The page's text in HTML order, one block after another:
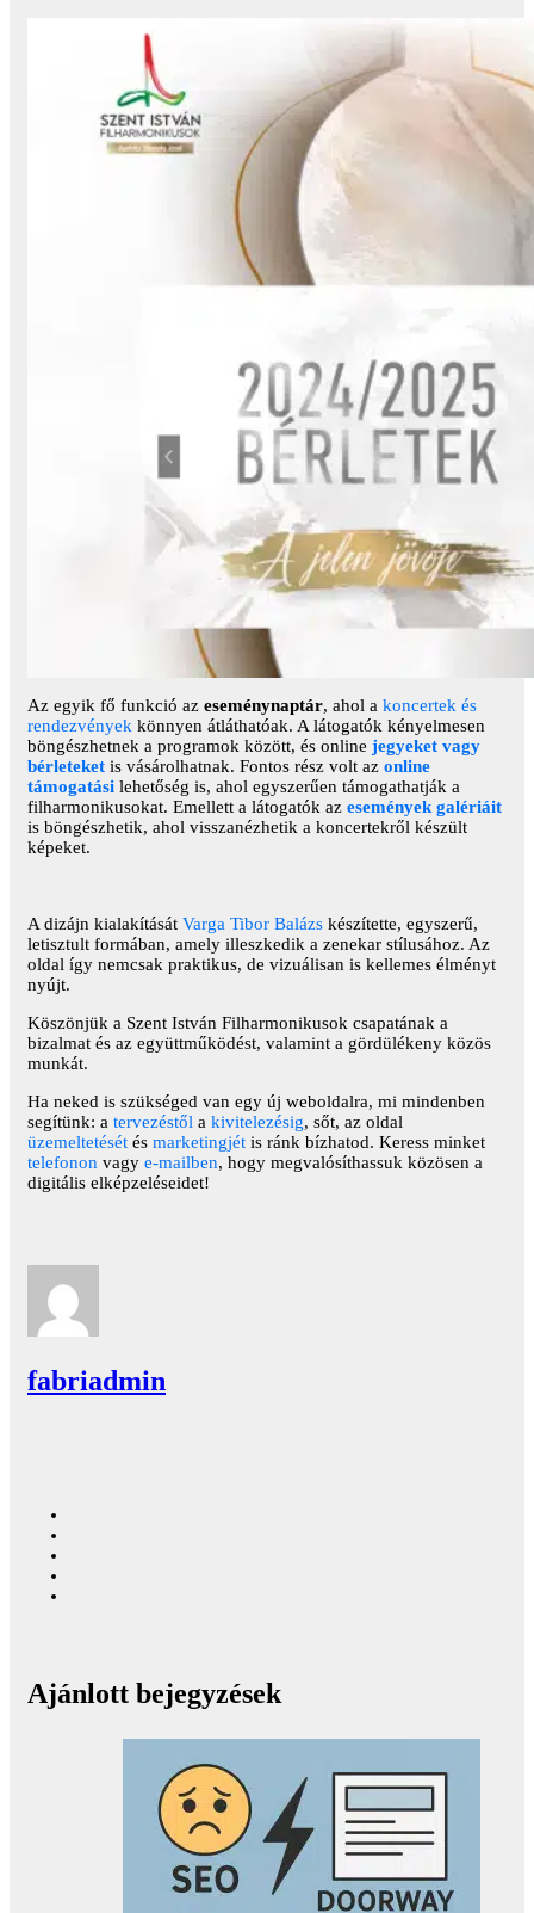
Az egyik fő funkció az eseménynaptár, ahol a koncertek és
rendezvények könnyen átláthatóak. A látogatók kényelmesen
böngészhetnek a programok között, és online jegyeket vagy
bérleteket is vásárolhatnak. Fontos rész volt az online
támogatási lehetőség is, ahol egyszerűen támogathatják a
filharmonikusokat. Emellett a látogatók az események galériáit
is böngészhetik, ahol visszanézhetik a koncertekről készült
képeket.
A dizájn kialakítását Varga Tibor Balázs készítette, egyszerű,
letisztult formában, amely illeszkedik a zenekar stílusához. Az
oldal így nemcsak praktikus, de vizuálisan is kellemes élményt
nyújt.
Köszönjük a Szent István Filharmonikusok csapatának a
bizalmat és az együttműködést, valamint a gördülékeny közös
munkát.
Ha neked is szükséged van egy új weboldalra, mi mindenben
segítünk: a tervezéstől a kivitelezésig, sőt, az oldal
üzemeltetését és marketingjét is ránk bízhatod. Keress minket
telefonon vagy e-mailben, hogy megvalósíthassuk közösen a
digitális elképzeléseidet!
fabriadmin
Ajánlott bejegyzések